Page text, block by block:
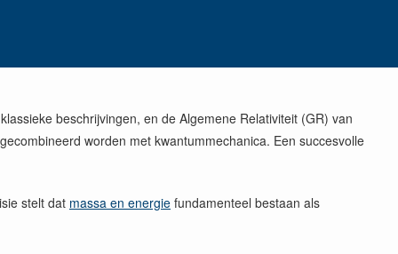
beschrijvingen, en de Algemene Relativiteit (GR) van
worden met kwantummechanica. Een succesvolle
stelt dat massa en energie fundamenteel bestaan als